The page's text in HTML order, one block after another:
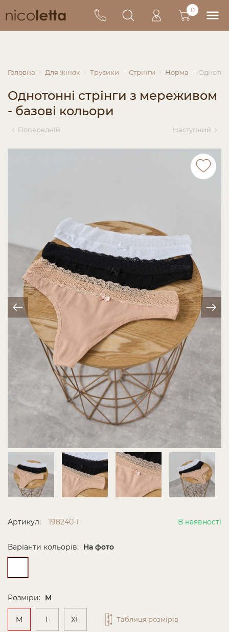
0
Головна Для жінок Трусики Стрінги Норма
Однотонні стрінги з мереживом
- базові кольори
Попередній Наступний
Артикул: 198240-1 В наявності
Варіанти кольорів: На фото
Розміри: M
M L XL Таблиця розмірів